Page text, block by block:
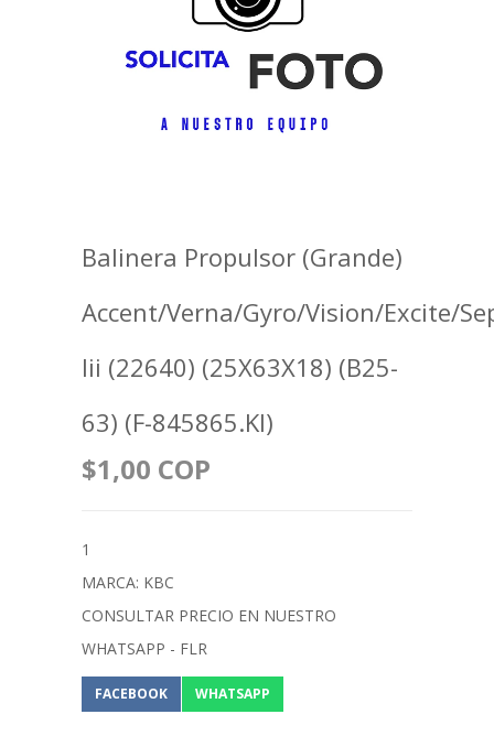
Balinera Propulsor (Grande)
Accent/Verna/Gyro/Vision/Excite/
Iii (22640) (25X63X18) (B25-
63) (F-845865.Kl)
$1,00 COP
1
MARCA: KBC
CONSULTAR PRECIO EN NUESTRO
WHATSAPP - FLR
FACEBOOK WHATSAPP